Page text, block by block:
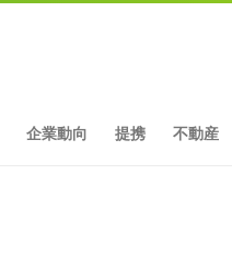
企業動向 提携 不動産